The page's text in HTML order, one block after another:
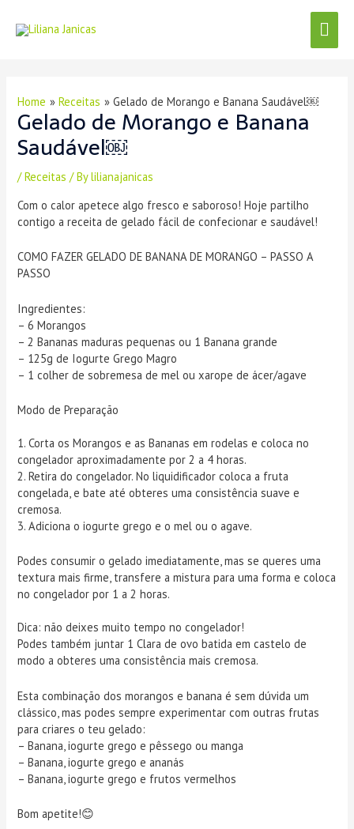
content
Home Receitas Gelado de Morango e Banana Saudável￼
Gelado de Morango e Banana
Saudável￼
/Receitas / Bylilianajanicas
Com o calor apetece algo fresco e saboroso! Hoje partilho
contigo a receita de gelado fácil de confecionar e saudável!
COMO FAZER GELADO DE BANANA DE MORANGO – PASSO A
PASSO
Ingredientes:
– 6 Morangos
– 2 Bananas maduras pequenas ou 1 Banana grande
– 125g de Iogurte Grego Magro
– 1 colher de sobremesa de mel ou xarope de ácer/agave
Modo de Preparação
1. Corta os Morangos e as Bananas em rodelas e coloca no
congelador aproximadamente por 2 a 4 horas.
2. Retira do congelador. No liquidificador coloca a fruta
congelada, e bate até obteres uma consistência suave e
cremosa.
3. Adiciona o iogurte grego e o mel ou o agave.
Podes consumir o gelado imediatamente, mas se queres uma
textura mais firme, transfere a mistura para uma forma e coloca
no congelador por 1 a 2 horas.
Dica: não deixes muito tempo no congelador!
Podes também juntar 1 Clara de ovo batida em castelo de
modo a obteres uma consistência mais cremosa.
Esta combinação dos morangos e banana é sem dúvida um
clássico, mas podes sempre experimentar com outras frutas
para criares o teu gelado:
– Banana, iogurte grego e pêssego ou manga
– Banana, iogurte grego e ananás
– Banana, iogurte grego e frutos vermelhos
Bom apetite!😊